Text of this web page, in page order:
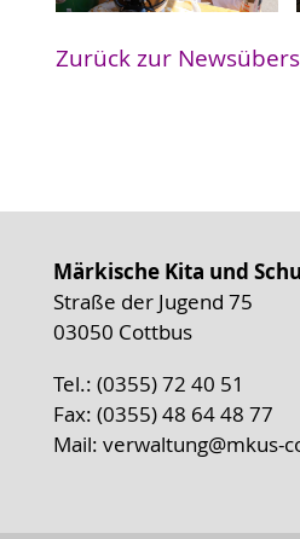
Zurück zur
Märkische Kita und
Straße der Jugend 75
03050 Cottbus
Tel.: (0355) 72 40 51
Fax: (0355) 48 64 48 77
Mail: verwaltung@mkus-